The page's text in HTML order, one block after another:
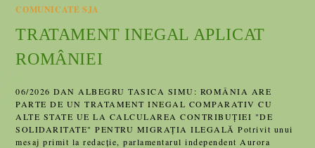
COMUNICATE SJA
TRATAMENT INEGAL APLICAT
ROMÂNIEI
06/2026 DAN ALBEGRU TASICA SIMU: ROMÂNIA ARE
PARTE DE UN TRATAMENT INEGAL COMPARATIV CU
ALTE STATE UE LA CALCULAREA CONTRIBUȚIEI "DE
SOLIDARITATE" PENTRU MIGRAȚIA ILEGALĂ Potrivit unui
mesaj primit la redacție, parlamentarul independent Aurora